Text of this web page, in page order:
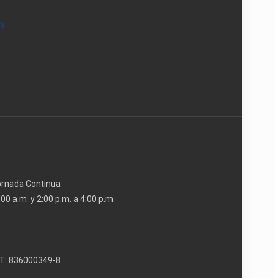
Continua
a.m. y 2:00 p.m. a 4:00 p.m.
836000349-8